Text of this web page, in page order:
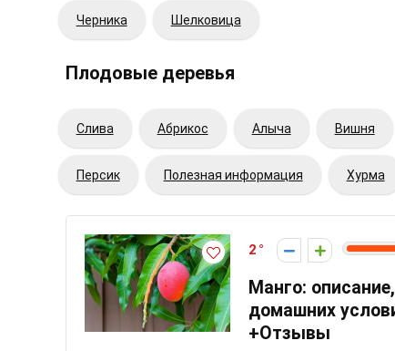
Черника Шелковица
Плодовые деревья
Cлива Абрикос Алыча Вишня
Персик Полезная информация Хурма
2
Манго:
домашних
+Отзывы